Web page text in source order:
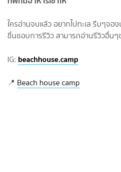
ใครอ่านจบแล้ว อยากไปทะเล รีบๆจอ
ชื่นชอบการรีวิว สามารถอ่านรีวิวอื่นๆ
IG: beachhouse.camp
📍 Beach house camp